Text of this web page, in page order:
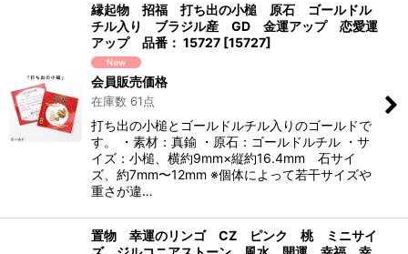
縁起物 招福 打ち出の小槌 原石 ゴールドル
チル入り ブラジル産 GD 金運アップ 恋愛運
アップ 品番： 15727 [15727]
会員販売価格
在庫数 61点
打ち出の小槌とゴールドルチル入りのゴールドで
す。 ・素材：真鍮 ・原石：ゴールドルチル ・サ
イズ：小槌、横約9mm×縦約16.4mm 石サイ
ズ、約7mm〜12mm ※個体によって若干サイズや
重さが違…
置物 幸運のリンゴ CZ ピンク 桃 ミニサイ